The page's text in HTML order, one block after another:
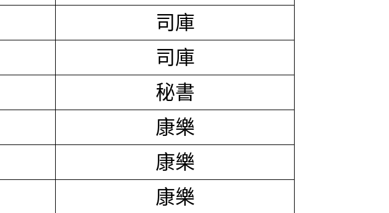
司庫
司庫
秘書
康樂
康樂
康樂